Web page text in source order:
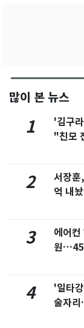
많이 본 뉴스
1
'김구
"친모
2
서장
억 내
3
에어
원
4
'일타
술자